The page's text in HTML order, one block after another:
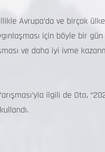
Avrupa’da ve birçok
için böyle bir
ve daha iyi ivme
ilgili de Oto,